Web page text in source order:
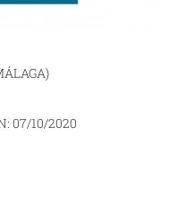
07/10/2020